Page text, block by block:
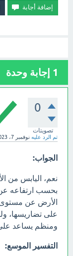
1 إجابة وحدة
0
تصويتات
تم الرد عليه نوفمبر 7، 2023
الجواب:
نعم، اليابس من
بحسب ارتفاعه
الأرض عن مستوى
على تضاريسها،
ومنظم يساعد
التفسير الموسع: